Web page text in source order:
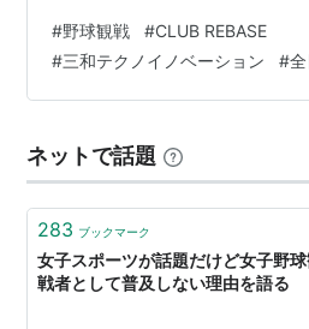
観戦。10-3で県警桃太郎が勝利。
和テクノイノベーションと東京都
戦。 元巨人育成の保科も元気そ
#野球観戦 #CLUB REBASE
#三和テクノイノベーション #
ネットで話題
283 ブックマーク
女子スポーツが話題だけど女子野
戦者として普及しない理由を語る